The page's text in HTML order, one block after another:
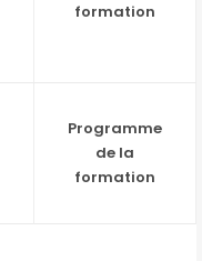
formation
Programme
de la
formation